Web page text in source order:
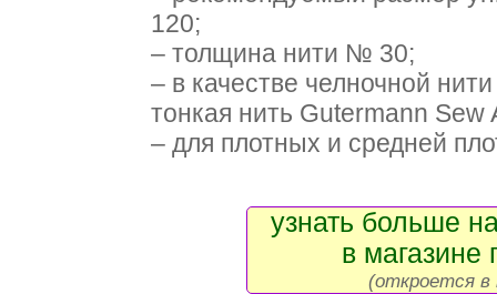
120;
– толщина нити № 30;
– в качестве челночной
тонкая нить Gutermann Sew
– для плотных и средней
узнать больше
в магазине
(откроется в